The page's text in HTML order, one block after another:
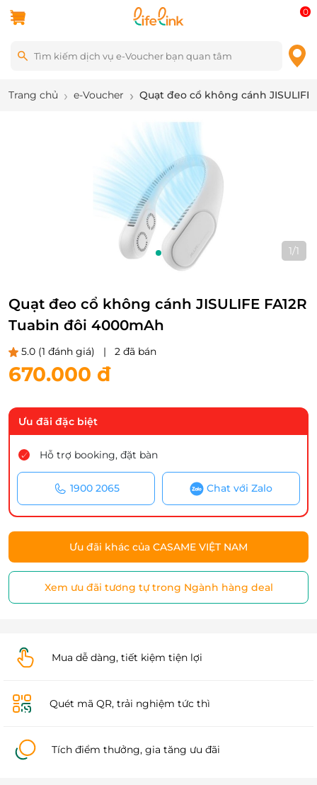
0
Trang chủ e-Voucher Quạt đeo cổ không cánh JISULIFE
1/1
Quạt đeo cổ không cánh JISULIFE FA12R
Tuabin đôi 4000mAh
5.0 (1 đánh giá) | 2 đã bán
670.000 đ
Ưu đãi đặc biệt
Hỗ trợ booking, đặt bàn
1900 2065 Chat với Zalo
Ưu đãi khác của CASAME VIỆT NAM
Xem ưu đãi tương tự trong Ngành hàng deal
Mua dễ dàng, tiết kiệm tiện lợi
Quét mã QR, trải nghiệm tức thì
Tích điểm thưởng, gia tăng ưu đãi